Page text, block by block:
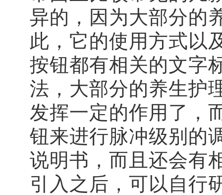
异的，因为大部分的
此，它的使用方式以
按钮都有相关的文字
法，大部分的养生护
发挥一定的作用了，
钮来进行脉冲级别的
说明书，而且还会有
引入之后，可以自行